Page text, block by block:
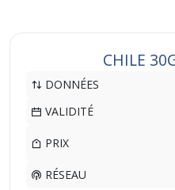
CHILE
DONNÉES
VALIDITÉ
PRIX
RÉSEAU